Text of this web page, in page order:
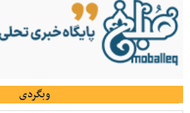
وبگردی